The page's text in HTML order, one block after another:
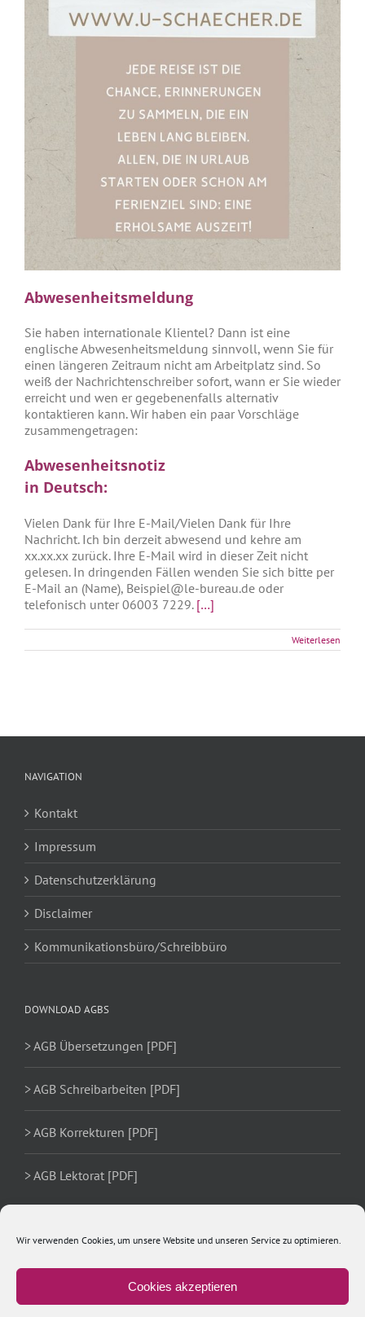
Wir verwenden Cookies, um unsere Website und unseren Service zu optimieren.
Cookies akzeptieren
Abwesenheitsmeldung
Sie haben internationale Klientel? Dann ist eine
englische Abwesenheitsmeldung sinnvoll, wenn Sie für
einen längeren Zeitraum nicht am Arbeitplatz sind. So
weiß der Nachrichtenschreiber sofort, wann er Sie wieder
erreicht und wen er gegebenenfalls alternativ
kontaktieren kann. Wir haben ein paar Vorschläge
zusammengetragen:
Abwesenheitsnotiz
in Deutsch:
Vielen Dank für Ihre E-Mail/Vielen Dank für Ihre
Nachricht. Ich bin derzeit abwesend und kehre am
xx.xx.xx zurück. Ihre E-Mail wird in dieser Zeit nicht
gelesen. In dringenden Fällen wenden Sie sich bitte per
E-Mail an (Name), Beispiel@le-bureau.de oder
telefonisch unter 06003 7229. […]
Weiterlesen
NAVIGATION
Kontakt
Impressum
Datenschutzerklärung
Disclaimer
Kommunikationsbüro/Schreibbüro
DOWNLOAD AGBS
> AGB Übersetzungen [PDF]
> AGB Schreibarbeiten [PDF]
> AGB Korrekturen [PDF]
> AGB Lektorat [PDF]